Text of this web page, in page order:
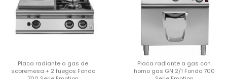
Placa radiante a gas de
sobremesa + 2 fuegos Fondo
Placa radiante a gas con
horno gas GN 2/1 Fondo 700